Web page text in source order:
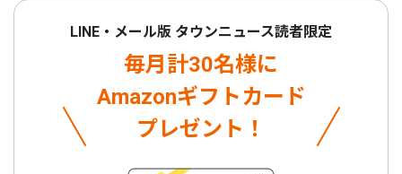
LINE・メール版 タウンニュース読者限定
毎月計30名様に
Amazonギフトカード
プレゼント！